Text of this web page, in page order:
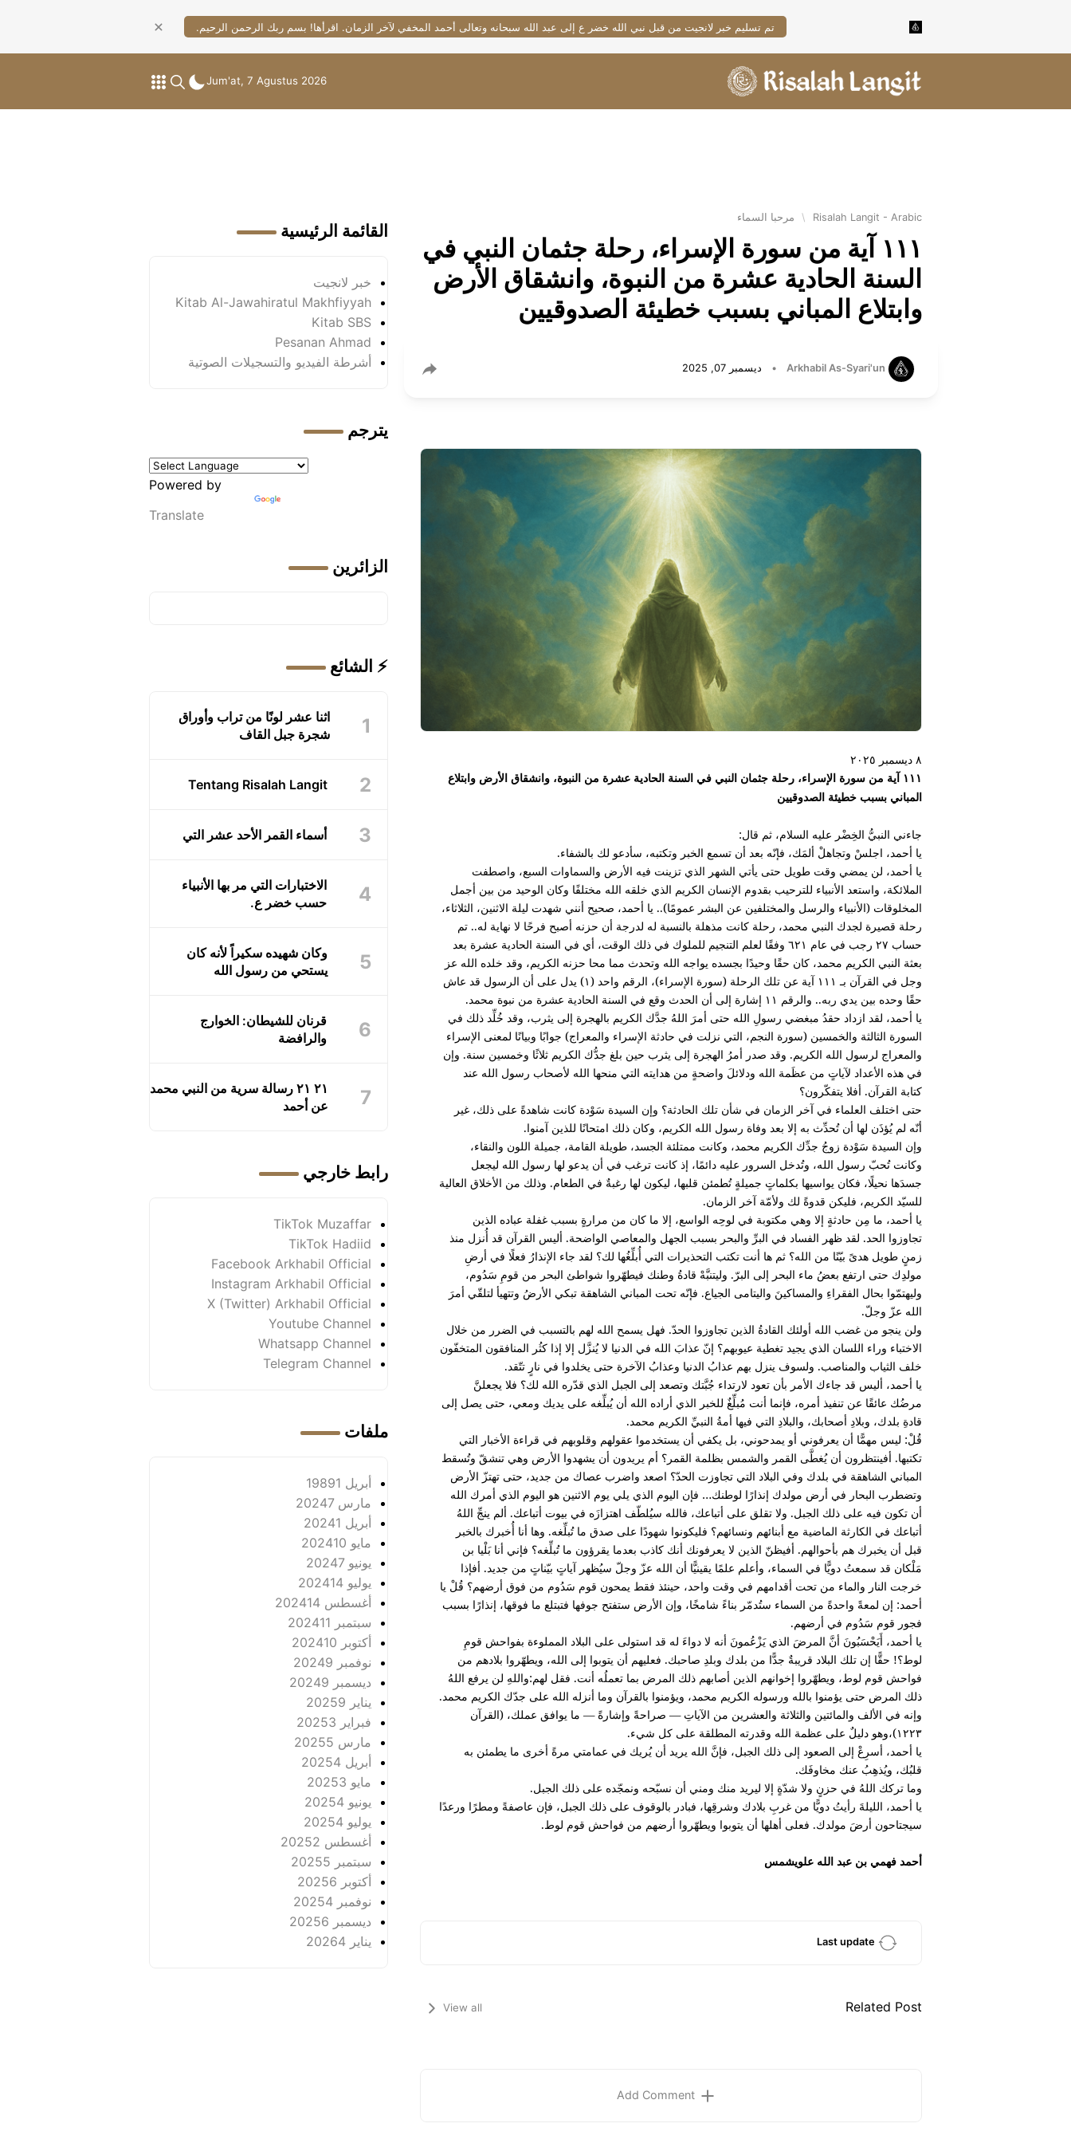
تم تسليم خبر لانجيت من قبل نبي الله خضر ع إلى عبد الله سبحانه وتعالى أحمد المخفي لآخر الزمان. اقرأها! بسم ربك الرحمن الرحيم.
Jum'at, 7 Agustus 2026
Risalah Langit - Arabic
\ مرحبا السماء
١١١ آية من سورة الإسراء، رحلة جثمان النبي في
السنة الحادية عشرة من النبوة، وانشقاق الأرض
وابتلاع المباني بسبب خطيئة الصدوقيين
Arkhabil As-Syari'un
• ديسمبر 07, 2025
٨ ديسمبر ٢٠٢٥
١١١ آية من سورة الإسراء، رحلة جثمان النبي في السنة الحادية عشرة من النبوة، وانشقاق الأرض وابتلاع
المباني بسبب خطيئة الصدوقيين
جاءني النبيُّ الخِضْر عليه السلام، ثم قال:
يا أحمد، اجلسْ وتجاهلْ ألمَك، فإنّه بعد أن تسمع الخبر وتكتبه، سأدعو لك بالشفاء.
يا أحمد، لن يمضي وقت طويل حتى يأتي الشهر الذي تزينت فيه الأرض والسماوات السبع، واصطفت
الملائكة، واستعد الأنبياء للترحيب بقدوم الإنسان الكريم الذي خلقه الله مختلفًا وكان الوحيد من بين أجمل
المخلوقات (الأنبياء والرسل والمختلفين عن البشر عمومًا).. يا أحمد، صحيح أنني شهدت ليلة الاثنين، الثلاثاء،
رحلة قصيرة لجدك النبي محمد، رحلة كانت مذهلة بالنسبة له لدرجة أن حزنه أصبح فرحًا لا نهاية له.. تم
حساب ٢٧ رجب في عام ٦٢١ وفقًا لعلم التنجيم للملوك في ذلك الوقت، أي في السنة الحادية عشرة بعد
بعثة النبي الكريم محمد، كان حقًا وحيدًا بجسده يواجه الله وتحدث مما محا حزنه الكريم، وقد خلده الله عز
وجل في القرآن بـ ١١١ آية عن تلك الرحلة (سورة الإسراء)، الرقم واحد (١) يدل على أن الرسول قد عاش
حقًا وحده بين يدي ربه.. والرقم ١١ إشارة إلى أن الحدث وقع في السنة الحادية عشرة من نبوة محمد.
يا أحمد، لقد ازداد حقدُ مبغضي رسولِ الله حتى أمرَ اللهُ جدَّك الكريم بالهجرة إلى يثرب، وقد خُلِّد ذلك في
السورة الثالثة والخمسين (سورة النجم، التي نزلت في حادثة الإسراء والمعراج) جوابًا وبيانًا لمعنى الإسراء
والمعراج لرسول الله الكريم. وقد صدر أمرُ الهجرة إلى يثرب حين بلغ جدُّك الكريم ثلاثًا وخمسين سنة. وإن
في هذه الأعداد لآياتٍ من عظَمة الله ودلائلَ واضحةٍ من هدايته التي منحها الله لأصحاب رسول الله عند
كتابة القرآن. أفلا يتفكّرون؟
حتى اختلف العلماء في آخر الزمان في شأن تلك الحادثة؟ وإن السيدة سَوْدة كانت شاهدةً على ذلك، غير
أنّه لم يُؤذَن لها أن تُحدِّث به إلا بعد وفاة رسول الله الكريم، وكان ذلك امتحانًا للذين آمنوا.
وإن السيدة سَوْدة زوجُ جدِّك الكريم محمد، وكانت ممتلئة الجسد، طويلة القامة، جميلة اللون والنقاء،
وكانت تُحبّ رسول الله، وتُدخل السرور عليه دائمًا، إذ كانت ترغب في أن يدعو لها رسول الله ليجعل
جسدَها نحيلًا، فكان يواسيها بكلماتٍ جميلةٍ تُطمئن قلبها، ليكون لها رغبةٌ في الطعام. وذلك من الأخلاق العالية
للسيّد الكريم، فليكن قدوةً لك ولأمّة آخر الزمان.
يا أحمد، ما مِن حادثةٍ إلا وهي مكتوبة في لوحِه الواسع، إلا ما كان من مرارةٍ بسبب غفلة عباده الذين
تجاوزوا الحد. لقد ظهر الفساد في البرِّ والبحر بسبب الجهل والمعاصي الواضحة. أليس القرآن قد أُنزل منذ
زمنٍ طويل هدىً بيّنًا من الله؟ ثم ها أنت تكتب التحذيرات التي أُبلِّغُها لك؟ لقد جاء الإنذارُ فعلًا في أرضِ
مولدِك حتى ارتفع بعضُ ماء البحر إلى البرّ. وليتنبَّهْ قادةُ وطنك فيطهّروا شواطئ البحر من قومِ سَدُوم،
وليهتمّوا بحال الفقراءِ والمساكينَ واليتامى الجياع. فإنّه تحت المباني الشاهقة تبكي الأرضُ وتتهيأ لتلقّي أمرَ
الله عزّ وجلّ.
ولن ينجو من غضب الله أولئك القادةُ الذين تجاوزوا الحدّ. فهل يسمح الله لهم بالتسبب في الضرر من خلال
الاختباء وراء اللسان الذي يجيد تغطية عيوبهم؟ إنّ عذابَ الله في الدنيا لا يُنزَّل إلا إذا كثُر المنافقون المتخفّون
خلف الثياب والمناصب. ولسوف ينزل بهم عذابُ الدنيا وعذابُ الآخرة حتى يخلدوا في نارٍ تتّقد.
يا أحمد، أليس قد جاءك الأمر بأن تعود لارتداء جُبَّتك وتصعد إلى الجبل الذي قدّره الله لك؟ فلا يجعلنَّ
مرضُك عائقًا عن تنفيذ أمره، فإنما أنت مُبلِّغٌ للخبر الذي أراده الله أن يُبلِّغه على يديك ومعي، حتى يصل إلى
قادةِ بلدك، وبلادِ أصحابك، والبلادِ التي فيها أمةُ النبيِّ الكريم محمد.
قُلْ: ليس مهمًّا أن يعرفوني أو يمدحوني، بل يكفي أن يستخدموا عقولهم وقلوبهم في قراءة الأخبار التي
تكتبها. أفينتظرون أن يُغطَّى القمر والشمس بظلمة القمر؟ أم يريدون أن يشهدوا الأرض وهي تنشقّ وتُسقط
المباني الشاهقة في بلدك وفي البلاد التي تجاوزت الحدّ؟ اصعد واضرب عصاك من جديد، حتى تهتزّ الأرض
وتضطرب البحار في أرض مولدك إنذارًا لوطنك… فإن اليوم الذي يلي يوم الاثنين هو اليوم الذي أمرك الله
أن تكون فيه على ذلك الجبل. ولا تقلق على أتباعك، فالله سيُلطّف اهتزازَه في بيوت أتباعك. ألم ينجِّ اللهُ
أتباعك في الكارثة الماضية مع أبنائهم ونسائهم؟ فليكونوا شهودًا على صدق ما تُبلِّغه. وها أنا أُخبرك بالخبر
قبل أن يخبرك هم بأحوالهم. أفيظنّ الذين لا يعرفونك أنك كاذب بعدما يقرؤون ما تُبلِّغه؟ فإني أنا بَلْيا بن
مَلْكان قد سمعتُ دويًّا في السماء، وأعلم علمًا يقينيًّا أن الله عزّ وجلّ سيُظهر آياتٍ بيّناتٍ من جديد. أفإذا
خرجت النار والماء من تحت أقدامهم في وقت واحد، حينئذ فقط يمحون قوم سَدُوم من فوق أرضهم؟ قُلْ يا
أحمد: إن لمعةً واحدةً من السماء ستُدمّر بناءً شامخًا، وإن الأرض ستفتح جوفها فتبتلع ما فوقها، إنذارًا بسبب
فجور قوم سَدُوم في أرضهم.
يا أحمد، أَيَحْسَبُونَ أنَّ المرضَ الذي يَزْعُمونَ أنه لا دواءَ له قد استولى على البلاد المملوءة بفواحش قومِ
لوط؟! حقًّا إن تلك البلاد قريبةٌ جدًّا من بلدك وبلدِ صاحبك. فعليهم أن يتوبوا إلى الله، ويطهّروا بلادهم من
فواحش قوم لوط، ويطهّروا إخوانهم الذين أصابهم ذلك المرض بما تعملُه أنت. فقل لهم:واللهِ لن يرفع اللهُ
ذلك المرض حتى يؤمنوا بالله ورسوله الكريم محمد، ويؤمنوا بالقرآن وما أنزله الله على جدّك الكريم محمد.
وإنه في الألف والمائتين والثلاثة والعشرين من الآياتِ — صراحةً وإشارةً — ما يوافق عملك، (القرآن
١٢٢٣)،وهو دليلٌ على عظمة الله وقدرته المطلقة على كل شيء.
يا أحمد، أسرِعْ إلى الصعود إلى ذلك الجبل، فإنَّ الله يريد أن يُريك في عمامتي مرةً أخرى ما يطمئن به
قلبُك، ويُذهِبُ عنك مخاوفَك.
وما تركك اللهُ في حزنٍ ولا شدّةٍ إلا ليريد منك ومني أن نسبّحه ونمجّده على ذلك الجبل.
يا أحمد، الليلةَ رأيتُ دويًّا من غربِ بلادك وشرقِها، فبادر بالوقوف على ذلك الجبل، فإن عاصفةً ومطرًا ورعدًا
سيجتاحون أرضَ مولدك. فعلى أهلها أن يتوبوا ويطهّروا أرضهم من فواحش قوم لوط.
أحمد فهمي بن عبد الله علويشمس
Last update
Related Post
View all
القائمة الرئيسية
خبر لانجيت
Kitab Al-Jawahiratul Makhfiyyah
Kitab SBS
Pesanan Ahmad
أشرطة الفيديو والتسجيلات الصوتية
يترجم
Powered by
Translate
الزائرين
⚡ الشائع
اثنا عشر لونًا من تراب وأوراق
شجرة جبل القاف
Tentang Risalah Langit
أسماء القمر الأحد عشر التي
الاختبارات التي مر بها الأنبياء
حسب خضر ع.
وكان شهيده سكيراً لأنه كان
يستحي من رسول الله
قرنان للشيطان: الخوارج
والرافضة
٢١ ٢١ رسالة سرية من النبي محمد
عن أحمد
رابط خارجي
TikTok Muzaffar
TikTok Hadiid
Facebook Arkhabil Official
Instagram Arkhabil Official
X (Twitter) Arkhabil Official
Youtube Channel
Whatsapp Channel
Telegram Channel
ملفات
أبريل 1989 1
مارس 20247
أبريل 2024 1
مايو 2024 10
يونيو 20247
يوليو 2024 14
أغسطس 2024 14
سبتمبر 2024 11
أكتوبر 2024 10
نوفمبر 2024 9
ديسمبر 2024 9
يناير 2025 9
فبراير 2025 3
مارس 2025 5
أبريل 2025 4
مايو 2025 3
يونيو 2025 4
يوليو 2025 4
أغسطس 2025 2
سبتمبر 2025 5
أكتوبر 2025 6
نوفمبر 2025 4
ديسمبر 2025 6
يناير 2026 4